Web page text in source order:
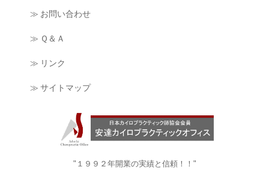
≫ お問い合わせ
≫ Ｑ＆Ａ
≫ リンク
≫ サイトマップ
"１９９２年開業の実績と信頼！！"